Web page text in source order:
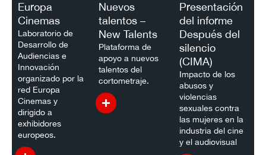
Europa
Cinemas
Laboratorio de
Desarrollo de
Audiencias e
Innovación
organizado por la
red Europa
Cinemas y
dirigido a
exhibidores
europeos.
Nuevos
talentos –
New Talents
Plataforma de
apoyo a nuevos
talentos del
cortometraje.
Presentación
del informe
Después del
silencio
(CIMA)
Impacto de los
abusos y
violencias
sexuales contra
las mujeres en la
industria del cine
y el audiovisual